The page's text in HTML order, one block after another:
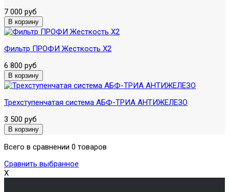
7 000 руб
Фильтр ПРОФИ Жесткость X2
6 800 руб
Трехступенчатая система АБФ-ТРИА АНТИЖЕЛЕЗО
3 500 руб
Всего в сравнении 0 товаров
Сравнить выбранное
X